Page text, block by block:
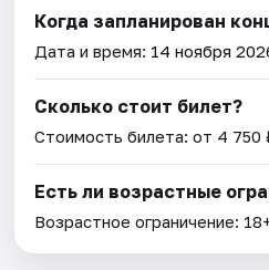
Когда запланирован
Дата и время: 14 ноября
Сколько стоит билет?
Стоимость билета: от 4 750
Есть ли возрастные
Возрастное ограничение: